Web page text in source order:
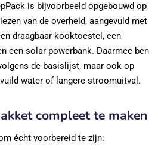
is bijvoorbeeld opgebouwd op
van de overheid, aangevuld met
draagbaar kooktoestel, een
een solar powerbank. Daarmee ben
de basislijst, maar ook op
water of langere stroomuitval.
compleet te maken
écht voorbereid te zijn: